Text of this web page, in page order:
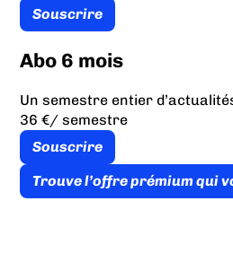
Souscrire
Abo 6 mois
Un semestre entier
36 €/ semestre
Souscrire
Trouve l’offre prémium qui